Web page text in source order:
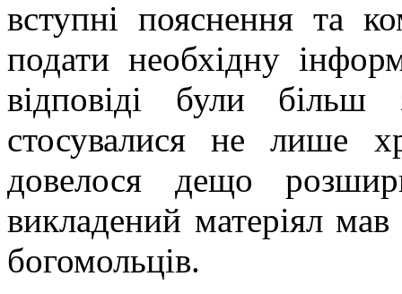
вступні пояснення та
подати необхідну
відповіді були більш
стосувалися не лише
довелося дещо
викладений матеріял
богомольців.